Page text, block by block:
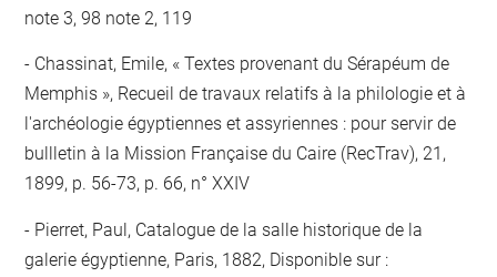
note 3, 98 note 2, 119
Chassinat, Emile, « Textes provenant du Sérapéum de
Memphis », Recueil de travaux relatifs à la philologie et à
l'archéologie égyptiennes et assyriennes : pour servir de
bullletin à la Mission Française du Caire (RecTrav), 21,
1899, p. 56-73, p. 66, n° XXIV
Pierret, Paul, Catalogue de la salle historique de la
galerie égyptienne, Paris, 1882, Disponible sur :